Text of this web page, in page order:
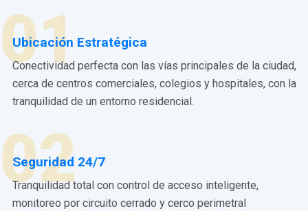
01
Ubicación Estratégica
Conectividad perfecta con las vías principales de la ciudad,
cerca de centros comerciales, colegios y hospitales, con la
tranquilidad de un entorno residencial.
02
Seguridad 24/7
Tranquilidad total con control de acceso inteligente,
monitoreo por circuito cerrado y cerco perimetral